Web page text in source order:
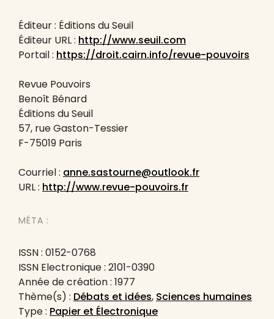
Éditeur : Éditions du Seuil
Éditeur URL : http://www.seuil.com
Portail : https://droit.cairn.info/revue-pouvoirs
Revue Pouvoirs
Benoît Bénard
Éditions du Seuil
57, rue Gaston-Tessier
F-75019 Paris
Courriel : anne.sastourne@outlook.fr
URL : http://www.revue-pouvoirs.fr
MÉTA :
ISSN : 0152-0768
ISSN Electronique : 2101-0390
Année de création : 1977
Thème(s) : Débats et idées, Sciences humaines
Type : Papier et Électronique